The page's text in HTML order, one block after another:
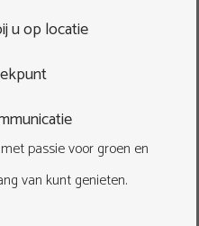
u op locatie
passie voor groen en
van kunt genieten.